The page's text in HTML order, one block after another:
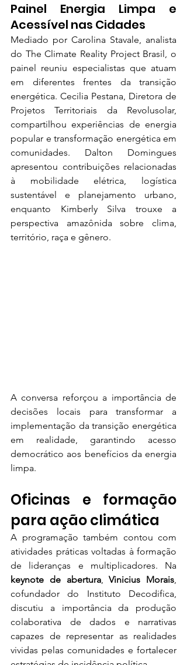
Painel Energia Limpa e
Acessível nas Cidades
Mediado por Carolina Stavale, analista
do The Climate Reality Project Brasil, o
painel reuniu especialistas que atuam
em diferentes frentes da transição
energética. Cecilia Pestana, Diretora de
Projetos Territoriais da Revolusolar,
compartilhou experiências de energia
popular e transformação energética em
comunidades. Dalton Domingues
apresentou contribuições relacionadas
à mobilidade elétrica, logística
sustentável e planejamento urbano,
enquanto Kimberly Silva trouxe a
perspectiva amazônida sobre clima,
território, raça e gênero.
A conversa reforçou a importância de
decisões locais para transformar a
implementação da transição energética
em realidade, garantindo acesso
democrático aos benefícios da energia
limpa.
Oficinas e formação
para ação climática
A programação também contou com
atividades práticas voltadas à formação
keynote de abertura, Vinicius Morais,
cofundador do Instituto Decodifica,
discutiu a importância da produção
colaborativa de dados e narrativas
capazes de representar as realidades
vividas pelas comunidades e fortalecer